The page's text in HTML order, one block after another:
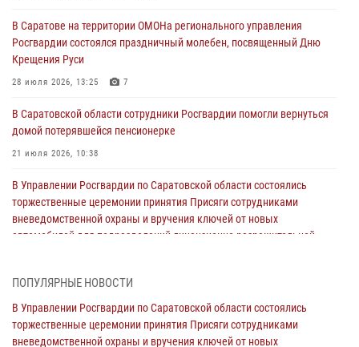
В Саратове на территории ОМОНа регионального управления
Росгвардии состоялся праздничный молебен, посвященный Дню
Крещения Руси
28 июля 2026, 13:25 7
В Саратовской области сотрудники Росгвардии помогли вернуться
домой потерявшейся пенсионерке
21 июля 2026, 10:38
В Управлении Росгвардии по Саратовской области состоялись
торжественные церемонии принятия Присяги сотрудниками
вневедомственной охраны и вручения ключей от новых
автомобилей для подразделений лицензионно-разрешительной
В Саратовской области самые лучшие каникулы проходят с
Росгвардией
ПОПУЛЯРНЫЕ НОВОСТИ
В Управлении Росгвардии по Саратовской области состоялись
торжественные церемонии принятия Присяги сотрудниками
вневедомственной охраны и вручения ключей от новых